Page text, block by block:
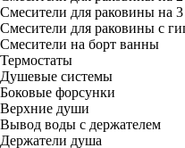
Смесители для раковины на 3
Смесители для раковины с
Смесители на борт ванны
Термостаты
Душевые системы
Боковые форсунки
Верхние души
Вывод воды с держателем
Держатели душа